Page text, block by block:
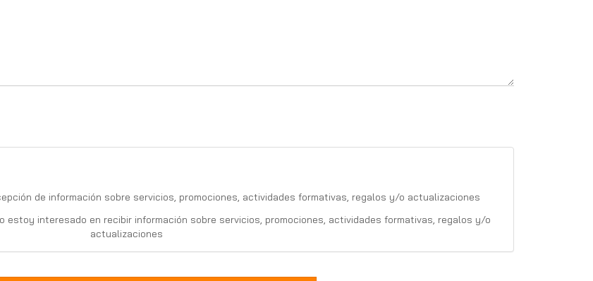
de información sobre servicios, promociones, actividades formativas, regalos y/o actualizaciones
estoy interesado en recibir información sobre servicios, promociones, actividades formativas, regalos y/o
actualizaciones